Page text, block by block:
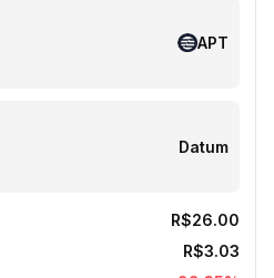
APT
Datum
R$26.00
R$3.03